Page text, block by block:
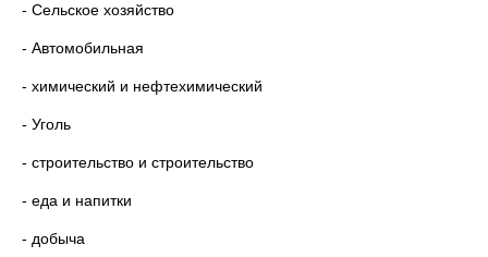
- Сельское хозяйство
- Автомобильная
- химический и нефтехимический
- Уголь
- строительство и строительство
- еда и напитки
- добыча